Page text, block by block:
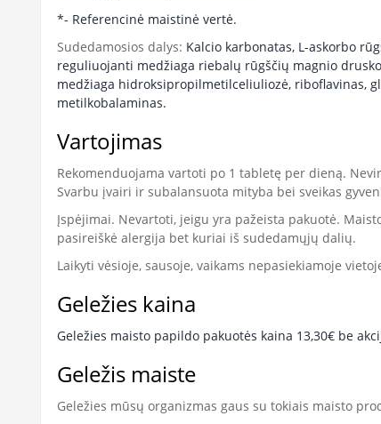
*- Referencinė maistinė vertė.
Sudedamosios dalys: Kalcio karbonatas, L-askorbo
reguliuojanti medžiaga riebalų rūgščių magnio
medžiaga hidroksipropilmetilceliuliozė, riboflavinas,
metilkobalaminas.
Vartojimas
Rekomenduojama vartoti po 1 tabletę per dieną.
Svarbu įvairi ir subalansuota mityba bei sveikas
Įspėjimai. Nevartoti, jeigu yra pažeista pakuotė.
pasireiškė alergija bet kuriai iš sudedamųjų dalių.
Laikyti vėsioje, sausoje, vaikams nepasiekiamoje
Geležies kaina
Geležies maisto papildo pakuotės kaina 13,30€ be
Geležis maiste
Geležies mūsų organizmas gaus su tokiais maisto